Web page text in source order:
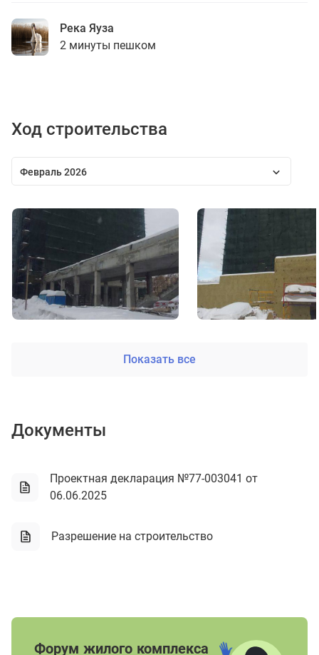
Река Яуза
2 минуты пешком
Ход строительства
Февраль 2026
Показать все
Документы
Проектная декларация №77-003041 от
06.06.2025
Разрешение на строительство
Форум жилого комплекса